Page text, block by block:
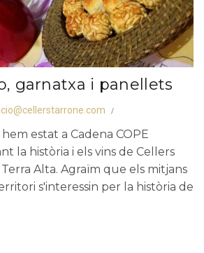
garnatxa i panellets
estat a Cadena COPE
la història i els vins de Cellers
Alta. Agraïm que els mitjans
s'interessin per la història de